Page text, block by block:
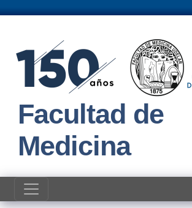
Facultad de
Medicina